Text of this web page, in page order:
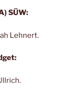
SÜW:
Lehnert.